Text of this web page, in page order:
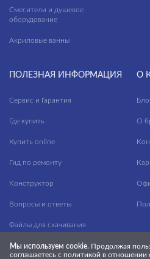
Смесители и душевое
оборудование
Акриловые ванны
ПОЛЕЗНАЯ ИНФОРМАЦИЯ
Сервис и Гарантия
Где купить
Купить online
Гид по ремонту
Конструктор
Вопросы и ответы
Файлы для скачивания
О
О
Мы используем cookie. Продолжая
соглашаетесь с политикой в